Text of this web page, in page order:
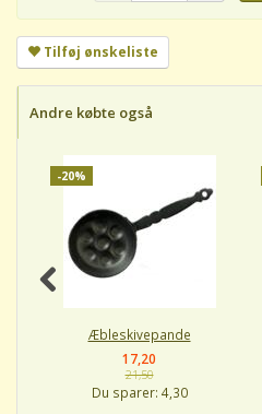
Tilføj ønskeliste
Andre købte også
-20%
Æbleskivepande
17,20
21,50
Du sparer: 4,30